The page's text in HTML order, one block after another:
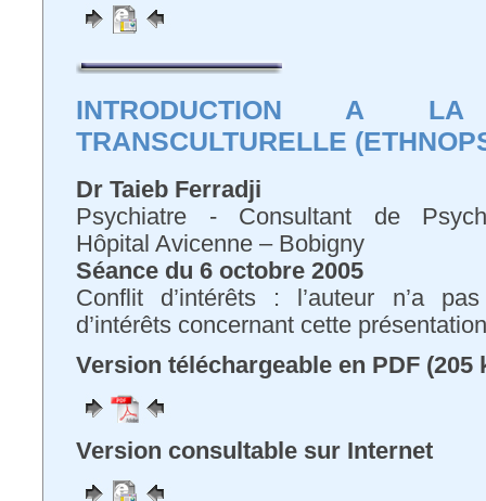
INTRODUCTION A LA
TRANSCULTURELLE
Dr Taieb Ferradji
Psychiatre - Consultant de
Hôpital Avicenne – Bobigny
Séance du 6 octobre 2005
Conflit d’intérêts : l’auteur n’a
d’intérêts concernant cette présentation
Version téléchargeable en PDF (205
Version consultable sur Internet